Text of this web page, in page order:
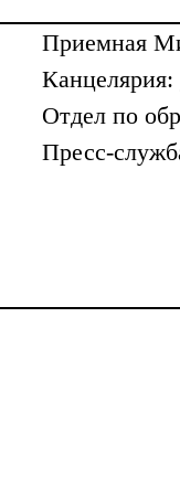
Приемная
Канцелярия:
Отдел по
Пресс-